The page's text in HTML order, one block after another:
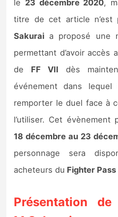
le 23 décembre 2020,
titre de cet article n’est
Sakurai a proposé une
permettant d’avoir accès
de FF VII dès
événement dans
remporter le duel face à
l’utiliser. Cet évènement
18 décembre au 23
personnage sera
acheteurs du Fighter
Présentation